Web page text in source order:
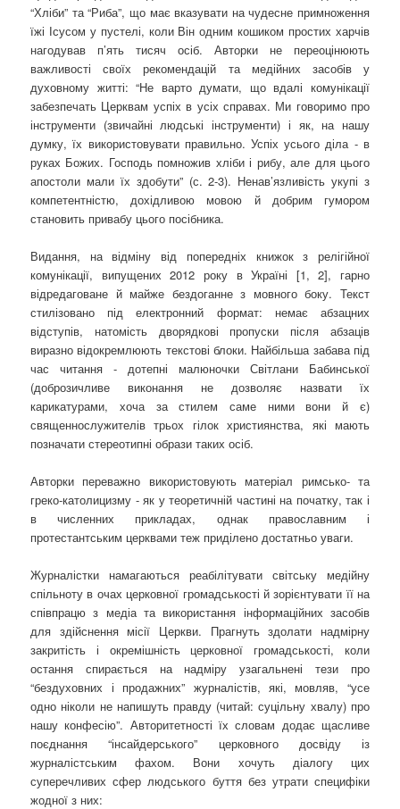
“Хліби” та “Риба”, що має вказувати на чудесне примноження
їжі Ісусом у пустелі, коли Він одним кошиком простих харчів
нагодував п’ять тисяч осіб. Авторки не переоцінюють
важливості своїх рекомендацій та медійних засобів у
духовному житті: “Не варто думати, що вдалі комунікації
забезпечать Церквам успіх в усіх справах. Ми говоримо про
інструменти (звичайні людські інструменти) і як, на нашу
думку, їх використовувати правильно. Успіх усього діла - в
руках Божих. Господь помножив хліби і рибу, але для цього
апостоли мали їх здобути” (с. 2-3). Ненав’язливість укупі з
компетентністю, дохідливою мовою й добрим гумором
становить привабу цього посібника.
Видання, на відміну від попередніх книжок з релігійної
комунікації, випущених 2012 року в Україні [1, 2], гарно
відредаговане й майже бездоганне з мовного боку. Текст
стилізовано під електронний формат: немає абзацних
відступів, натомість дворядкові пропуски після абзаців
виразно відокремлюють текстові блоки. Найбільша забава під
час читання - дотепні малюночки Світлани Бабинської
(доброзичливе виконання не дозволяє назвати їх
карикатурами, хоча за стилем саме ними вони й є)
священнослужителів трьох гілок християнства, які мають
позначати стереотипні образи таких осіб.
Авторки переважно використовують матеріал римсько- та
греко-католицизму - як у теоретичній частині на початку, так і
в численних прикладах, однак православним і
протестантським церквами теж приділено достатньо уваги.
Журналістки намагаються реабілітувати світську медійну
спільноту в очах церковної громадськості й зорієнтувати її на
співпрацю з медіа та використання інформаційних засобів
для здійснення місії Церкви. Прагнуть здолати надмірну
закритість і окремішність церковної громадськості, коли
остання спирається на надміру узагальнені тези про
“бездуховних і продажних” журналістів, які, мовляв, “усе
одно ніколи не напишуть правду (читай: суцільну хвалу) про
нашу конфесію”. Авторитетності їх словам додає щасливе
поєднання “інсайдерського” церковного досвіду із
журналістським фахом. Вони хочуть діалогу цих
суперечливих сфер людського буття без утрати специфіки
жодної з них: